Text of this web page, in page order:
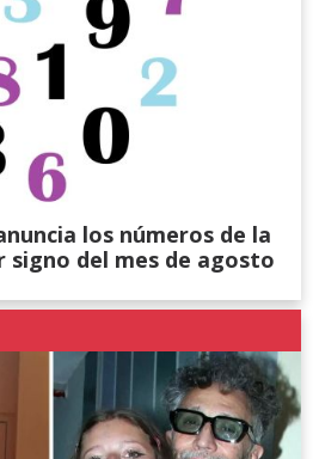
los números de la
signo del mes de agosto